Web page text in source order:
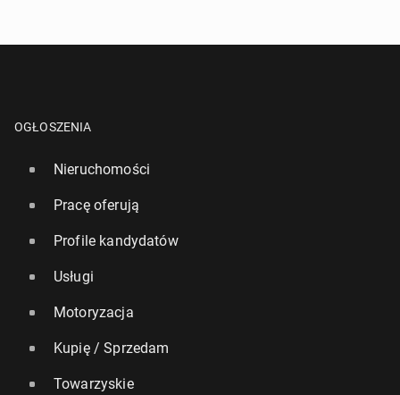
OGŁOSZENIA
Nieruchomości
Pracę oferują
Profile kandydatów
Usługi
Motoryzacja
Kupię / Sprzedam
Towarzyskie